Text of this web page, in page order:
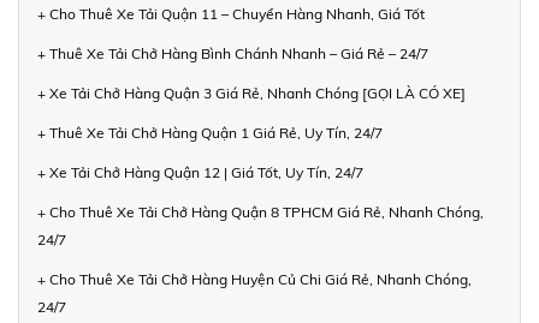
+ Cho Thuê Xe Tải Quận 11 – Chuyển Hàng Nhanh, Giá Tốt
+ Thuê Xe Tải Chở Hàng Bình Chánh Nhanh – Giá Rẻ – 24/7
+ Xe Tải Chở Hàng Quận 3 Giá Rẻ, Nhanh Chóng [GỌI LÀ CÓ XE]
+ Thuê Xe Tải Chở Hàng Quận 1 Giá Rẻ, Uy Tín, 24/7
+ Xe Tải Chở Hàng Quận 12 | Giá Tốt, Uy Tín, 24/7
+ Cho Thuê Xe Tải Chở Hàng Quận 8 TPHCM Giá Rẻ, Nhanh Chóng,
24/7
+ Cho Thuê Xe Tải Chở Hàng Huyện Củ Chi Giá Rẻ, Nhanh Chóng,
24/7